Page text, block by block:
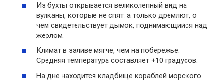
Из бухты открывается великолепный вид на
вулканы, которые не спят, а только дремлют, о
чем свидетельствует дымок, поднимающийся над
жерлом.
Климат в заливе мягче, чем на побережье.
Средняя температура составляет +10 градусов.
На дне находится кладбище кораблей морского